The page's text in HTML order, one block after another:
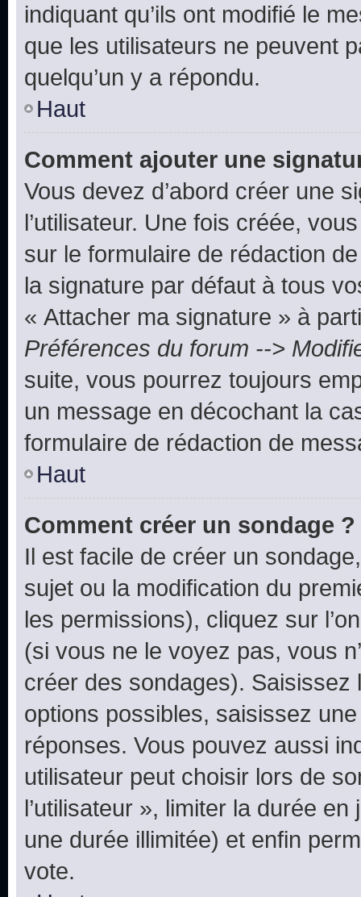
indiquant qu’ils ont modifié le
que les utilisateurs ne peuvent
quelqu’un y a répondu.
Haut
Comment ajouter une
Vous devez d’abord créer une
l’utilisateur. Une fois créée,
sur le formulaire de rédaction
la signature par défaut à tous
« Attacher ma signature » à
Préférences du forum -->
suite, vous pourrez toujours
un message en décochant la
formulaire de rédaction de
Haut
Comment créer un sondage ?
Il est facile de créer un
sujet ou la modification du
les permissions), cliquez sur
(si vous ne le voyez pas, vous
créer des sondages).
options possibles, saisissez
réponses. Vous pouvez aussi
utilisateur peut choisir lors de
l’utilisateur », limiter la durée
une durée illimitée) et enfin
vote.